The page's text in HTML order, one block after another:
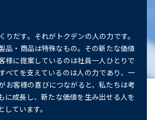
りだす。それがトクデンの人の力です。
品・商品は特殊なもの。その新たな価値
様に提案しているのは社員一人ひとりで
べてを支えているのは人の力であり、一
お客様の喜びにつながると、私たちは考
に成長し、新たな価値を生み出せる人を
しています。